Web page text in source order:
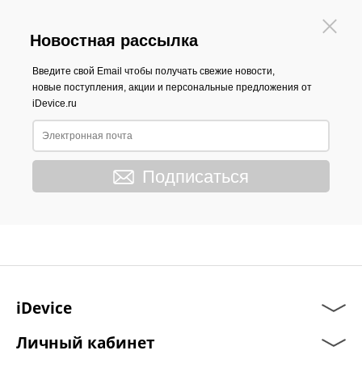
Новостная рассылка
Введите свой Email чтобы получать свежие новости,
новые поступления, акции и персональные предложения от
iDevice.ru
Подписаться
iDevice
Личный кабинет